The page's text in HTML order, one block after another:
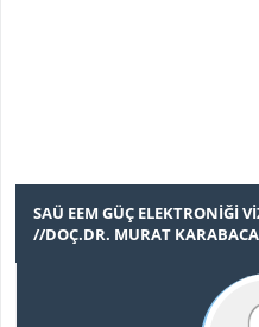
SAÜ EEM GÜÇ ELEKTRONIĞI
//DOÇ.DR. MURAT